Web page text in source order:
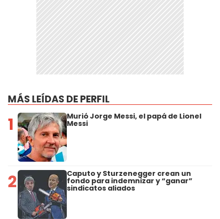
MÁS LEÍDAS DE PERFIL
1 Murió Jorge Messi, el papá de Lionel
Messi
2 Caputo y Sturzenegger crean un
fondo para indemnizar y “ganar”
sindicatos aliados